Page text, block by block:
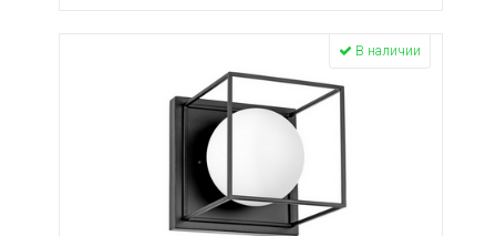
В наличии